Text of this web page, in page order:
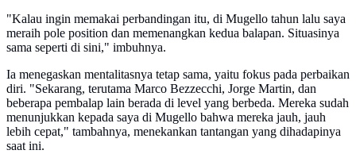
"Kalau ingin memakai perbandingan itu, di Mugello tahun lalu saya
meraih pole position dan memenangkan kedua balapan. Situasinya
sama seperti di sini," imbuhnya.
Ia menegaskan mentalitasnya tetap sama, yaitu fokus pada perbaikan
diri. "Sekarang, terutama Marco Bezzecchi, Jorge Martin, dan
beberapa pembalap lain berada di level yang berbeda. Mereka sudah
menunjukkan kepada saya di Mugello bahwa mereka jauh, jauh
lebih cepat," tambahnya, menekankan tantangan yang dihadapinya
saat ini.